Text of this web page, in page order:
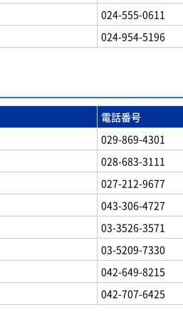
024-555-0611
024-954-5196
電話番号
029-869-4301
028-683-3111
027-212-9677
043-306-4727
03-3526-3571
03-5209-7330
042-649-8215
042-707-6425